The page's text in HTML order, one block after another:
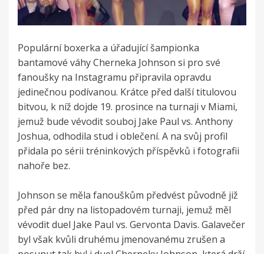
Populární boxerka a úřadující šampionka
bantamové váhy Cherneka Johnson si pro své
fanoušky na Instagramu připravila opravdu
jedinečnou podívanou. Krátce před další titulovou
bitvou, k níž dojde 19. prosince na turnaji v Miami,
jemuž bude vévodit souboj Jake Paul vs. Anthony
Joshua, odhodila stud i oblečení. A na svůj profil
přidala po sérii tréninkových příspěvků i fotografii
nahoře bez.
Johnson se měla fanouškům předvést původně již
před pár dny na listopadovém turnaji, jemuž měl
vévodit duel Jake Paul vs. Gervonta Davis. Galavečer
byl však kvůli druhému jmenovanému zrušen a